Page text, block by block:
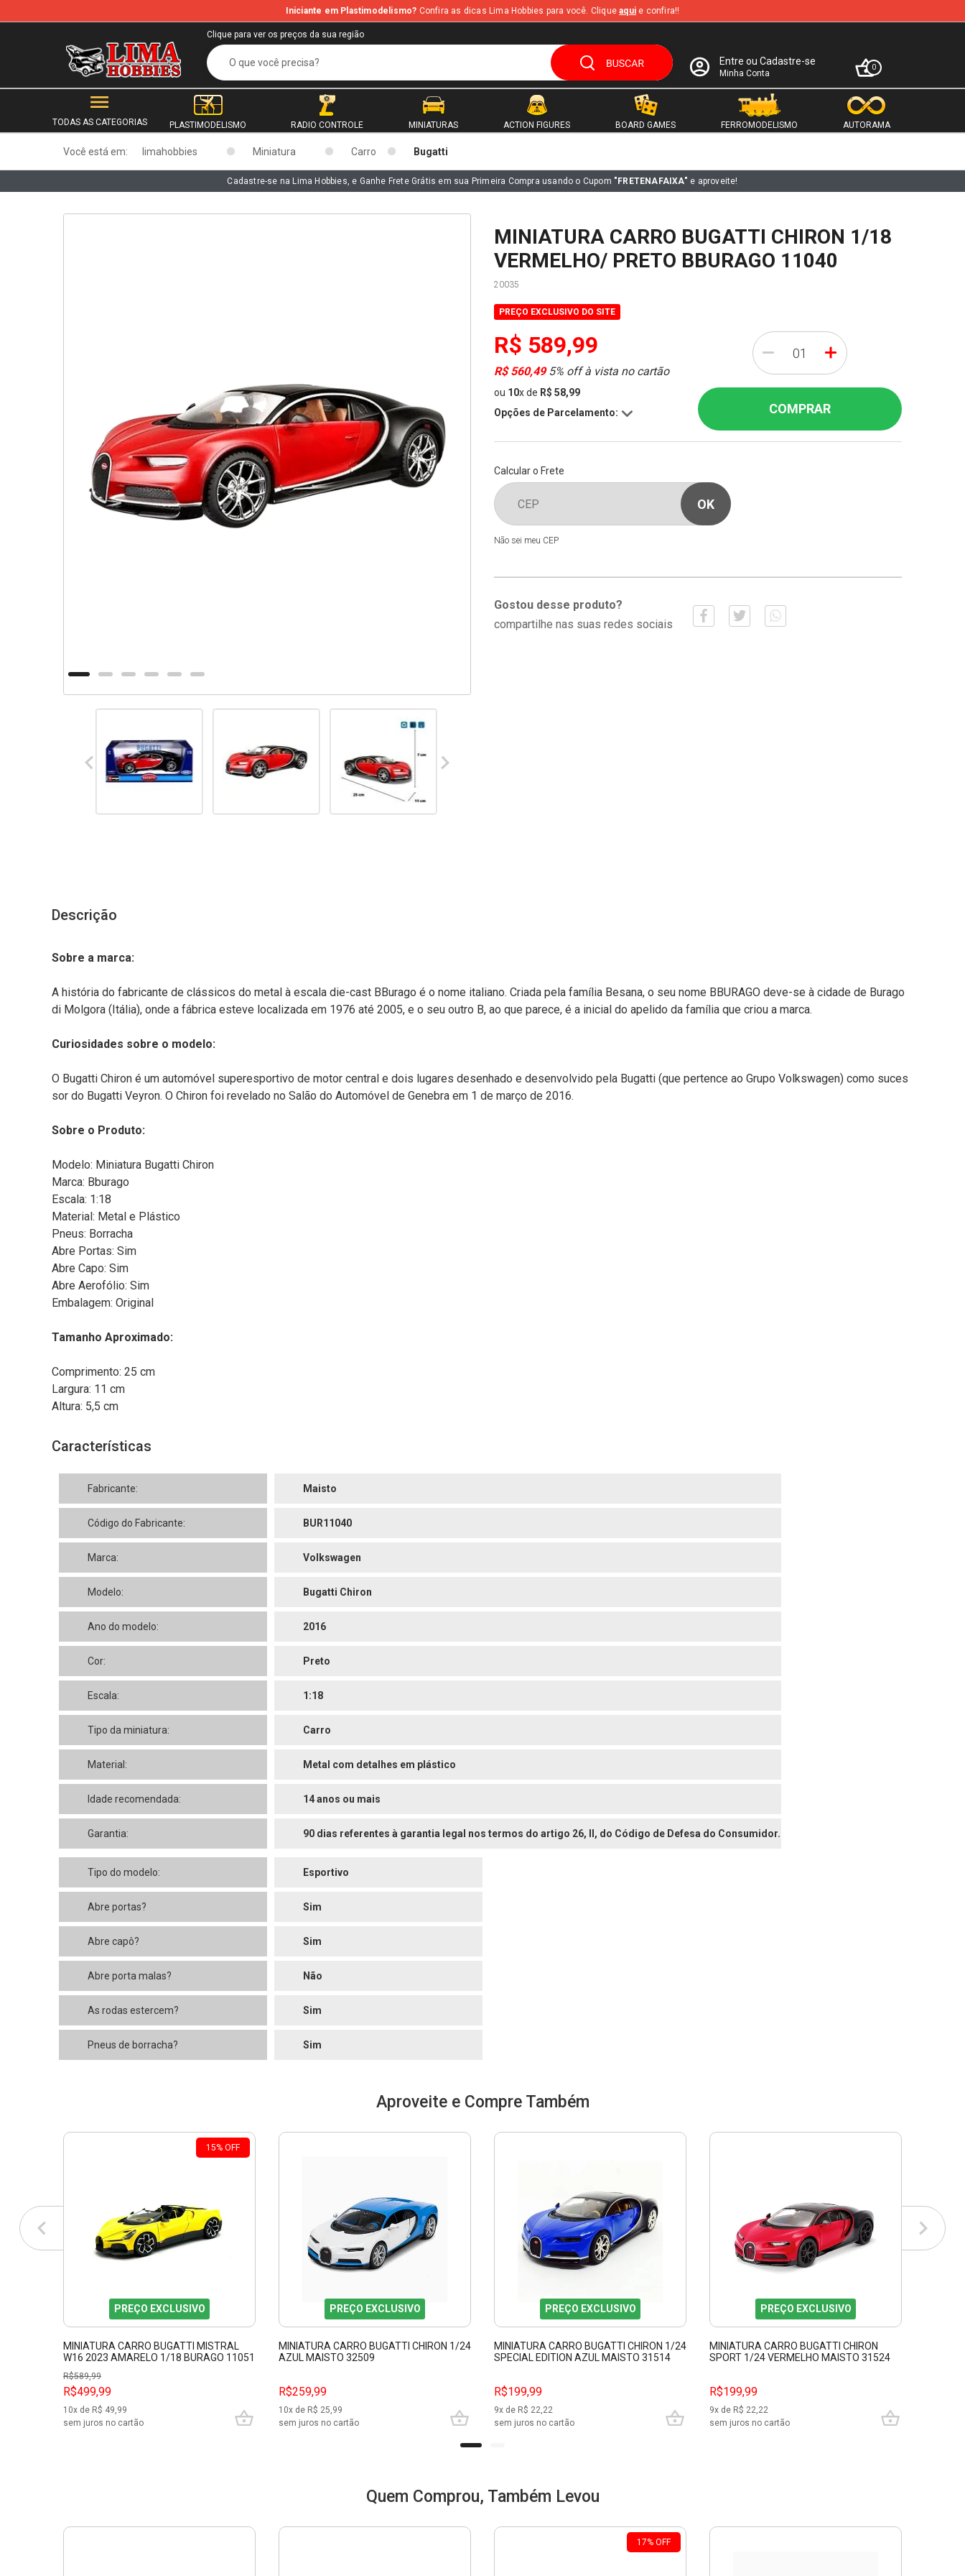
b
Iniciante em Plastimodelismo? Confira as dicas Lima Hobbies para você. Cliqueaqui e confira!!
Clique para ver os preços da sua região
Entre ou Cadastre-se
Minha Conta
0
TODAS AS CATEGORIAS PLASTIMODELISMO RADIO CONTROLE MINIATURAS ACTION FIGURES BOARD GAMES FERROMODELISMO AUTORAMA
Você está em: limahobbies Miniatura Carro Bugatti
Cadastre-se na Lima Hobbies, e Ganhe Frete Grátis em sua Primeira Compra usando o Cupom "FRETENAFAIXA" e aproveite!
MINIATURA CARRO BUGATTI CHIRON 1/18
VERMELHO/ PRETO BBURAGO 11040
20035
PREÇO EXCLUSIVO DO SITE
R$ 589,99
R$ 560,495% off à vista no cartão
ou 10xde R$ 58,99
Opções de Parcelamento:
- +
COMPRAR
Calcular o Frete
Não sei meu CEP
Gostou desse produto?
compartilhe nas suas redes sociais
Descrição
Sobre a marca:
A história do fabricante de clássicos do metal à escala die-cast BBurago é o nome italiano. Criada pela família Besana, o seu nome BBURAGO deve-se à cidade de Burago
di Molgora (Itália), onde a fábrica esteve localizada em 1976 até 2005, e o seu outro B, ao que parece, é a inicial do apelido da família que criou a marca.
Curiosidades sobre o modelo:
O Bugatti Chiron é um automóvel superesportivo de motor central e dois lugares desenhado e desenvolvido pela Bugatti (que pertence ao Grupo Volkswagen) como suces
sor do Bugatti Veyron. O Chiron foi revelado no Salão do Automóvel de Genebra em 1 de março de 2016.
Sobre o Produto:
Modelo: Miniatura Bugatti Chiron
Marca: Bburago
Escala: 1:18
Material: Metal e Plástico
Pneus: Borracha
Abre Portas: Sim
Abre Capo: Sim
Abre Aerofólio: Sim
Embalagem: Original
Tamanho Aproximado:
Comprimento: 25 cm
Largura: 11 cm
Altura: 5,5 cm
Características
Fabricante: Maisto
Código do Fabricante: BUR11040
Marca: Volkswagen
Modelo: Bugatti Chiron
Ano do modelo: 2016
Cor: Preto
Escala: 1:18
Tipo da miniatura: Carro
Material: Metal com detalhes em plástico
Idade recomendada: 14 anos ou mais
Garantia: 90 dias referentes à garantia legal nos termos do artigo 26, II, do Código de Defesa do Consumidor.
Tipo do modelo: Esportivo
Abre portas? Sim
Abre capô? Sim
Abre porta malas? Não
As rodas estercem? Sim
Pneus de borracha? Sim
Aproveite e Compre Também
15% OFF
PREÇO EXCLUSIVO
MINIATURA CARRO BUGATTI MISTRAL
W16 2023 AMARELO 1/18 BURAGO 11051
R$589,99
R$499,99
10x de R$ 49,99
sem juros no cartão
PREÇO EXCLUSIVO
MINIATURA CARRO BUGATTI CHIRON 1/24
AZUL MAISTO 32509
R$259,99
10x de R$ 25,99
sem juros no cartão
PREÇO EXCLUSIVO
MINIATURA CARRO BUGATTI CHIRON 1/24
SPECIAL EDITION AZUL MAISTO 31514
R$199,99
9x de R$ 22,22
sem juros no cartão
PREÇO EXCLUSIVO
MINIATURA CARRO BUGATTI CHIRON
SPORT 1/24 VERMELHO MAISTO 31524
R$199,99
9x de R$ 22,22
sem juros no cartão
Quem Comprou, Também Levou
17% OFF